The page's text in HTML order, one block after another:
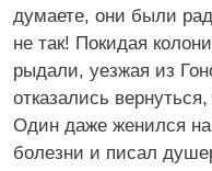
думаете, они были
не так! Покидая
рыдали, уезжая из
отказались
Один даже женился
болезни и писал